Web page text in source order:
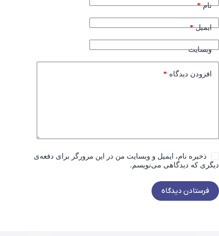
نام*
ایمیل*
وبسایت
افزودن دیدگاه *
ذخیره نام، ایمیل و وبسایت من در این مرورگر برای دفعه‌ی
دیگری که دیدگاهی می‌نویسم.
فرستادن دیدگاه